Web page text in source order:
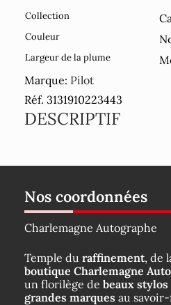
Collection
Couleur
Largeur de la plume
Marque: Pilot
Réf. 3131910223443
DESCRIPTIF
Nos coordonnées
Charlemagne Autographe
Temple du raffinement, de
boutique Charlemagne
un florilège de beaux stylos
grandes marques au